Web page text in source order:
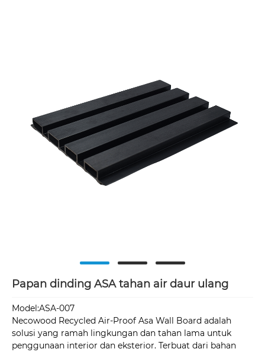
Papan dinding ASA tahan air daur ulang
Model:ASA-007
Necowood Recycled Air-Proof Asa Wall Board adalah
solusi yang ramah lingkungan dan tahan lama untuk
penggunaan interior dan eksterior. Terbuat dari bahan